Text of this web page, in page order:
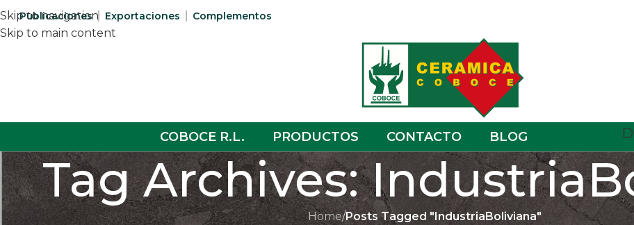
Skip to navigation
Skip to main content
Publicaciones Exportaciones Complementos
COBOCE R.L. PRODUCTOS CONTACTO BLOG
Tag Archives:
Home/Posts Tagged "IndustriaBoliviana"